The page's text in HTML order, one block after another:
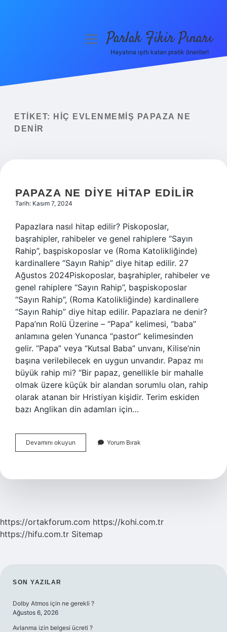
Yasal Uyarı
menüyüParlak Fikir Pınarı
Hayatına ışıltı katan pratik öneriler!
ETIKET:
HIÇ EVLENMEMIŞ PAPAZA NE
DENIR
PAPAZA NE DIYE HITAP EDILIR
Tarih: Kasım 7, 2024
Papazlara nasıl hitap edilir? Piskoposlar,
başrahipler, rahibeler ve genel rahiplere “Sayın
Rahip”, başpiskoposlar ve (Roma Katolikliğinde)
kardinallere “Sayın Rahip” diye hitap edilir. 27
Ağustos 2024Piskoposlar, başrahipler, rahibeler ve
genel rahiplere “Sayın Rahip”, başpiskoposlar
“Sayın Rahip”, (Roma Katolikliğinde) kardinallere
“Sayın Rahip” diye hitap edilir. Papazlara ne denir?
Papa’nın Rolü Üzerine – “Papa” kelimesi, “baba”
anlamına gelen Yunanca “pastor” kelimesinden
gelir. “Papa” veya “Kutsal Baba” unvanı, Kilise’nin
başına verilebilecek en uygun unvandır. Papaz mı
büyük rahip mi? “Bir papaz, genellikle bir mahalle
olmak üzere küçük bir alandan sorumlu olan, rahip
olarak atanan bir Hristiyan kişidir. Terim eskiden
bazı Anglikan din adamları için…
Devamını okuyun
Ne
Edilir
Yorum Bırak
https://ortakforum.com https://kohi.com.tr
https://hifu.com.tr Sitemap
SIDEBAR
SON YAZILAR
Dolby Atmos için ne gerekli ?
Ağustos 6, 2026
Avlanma izin belgesi ücreti ?